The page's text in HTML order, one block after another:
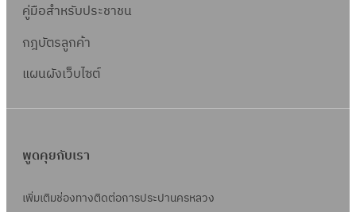
คู่มือสำหรับประชาชน
กฎบัตรลูกค้า
แผนผังเว็บไซต์
พูดคุยกับเรา
เพิ่มเติมช่องทางติดต่อการประปานครหลวง